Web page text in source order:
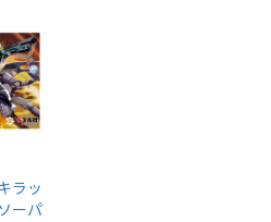
ラッ
ーパ